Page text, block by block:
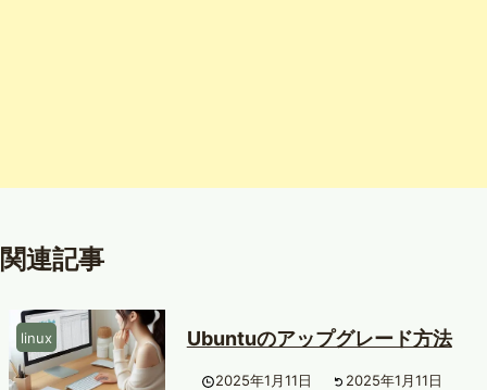
関連記事
linux Ubuntuのアップグレード方法
2025年1月11日 2025年1月11日